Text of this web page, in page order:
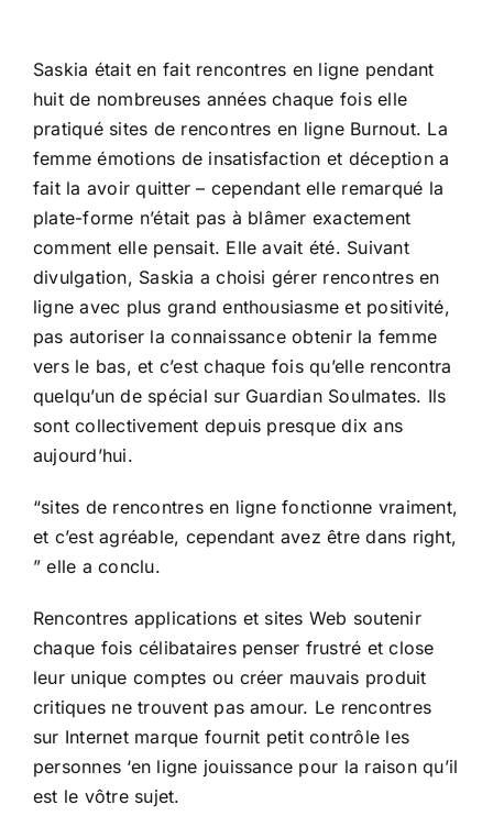
Saskia était en fait rencontres en ligne pendant
huit de nombreuses années chaque fois elle
pratiqué sites de rencontres en ligne Burnout. La
femme émotions de insatisfaction et déception a
fait la avoir quitter – cependant elle remarqué la
plate-forme n’était pas à blâmer exactement
comment elle pensait. Elle avait été. Suivant
divulgation, Saskia a choisi gérer rencontres en
ligne avec plus grand enthousiasme et positivité,
pas autoriser la connaissance obtenir la femme
vers le bas, et c’est chaque fois qu’elle rencontra
quelqu’un de spécial sur Guardian Soulmates. Ils
sont collectivement depuis presque dix ans
aujourd’hui.
“sites de rencontres en ligne fonctionne vraiment,
et c’est agréable, cependant avez être dans right,
” elle a conclu.
Rencontres applications et sites Web soutenir
chaque fois célibataires penser frustré et close
leur unique comptes ou créer mauvais produit
critiques ne trouvent pas amour. Le rencontres
sur Internet marque fournit petit contrôle les
personnes ‘en ligne jouissance pour la raison qu’il
est le vôtre sujet.